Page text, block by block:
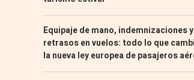
Equipaje de mano, indemnizaciones y
retrasos en vuelos: todo lo que
la nueva ley europea de pasajeros